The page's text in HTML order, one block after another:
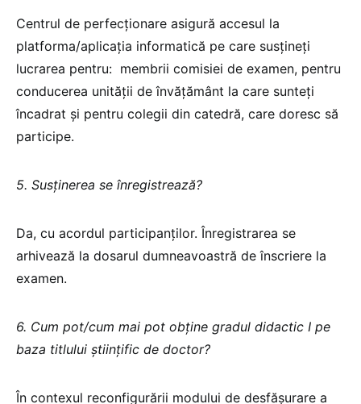
Centrul de perfecționare asigură accesul la
platforma/aplicația informatică pe care susțineți
lucrarea pentru: membrii comisiei de examen, pentru
conducerea unității de învățământ la care sunteți
încadrat și pentru colegii din catedră, care doresc să
participe.
5. Susținerea se înregistrează?
Da, cu acordul participanților. Înregistrarea se
arhivează la dosarul dumneavoastră de înscriere la
examen.
6. Cum pot/cum mai pot obține gradul didactic I pe
baza titlului ştiinţific de doctor?
În contexul reconfigurării modului de desfășurare a